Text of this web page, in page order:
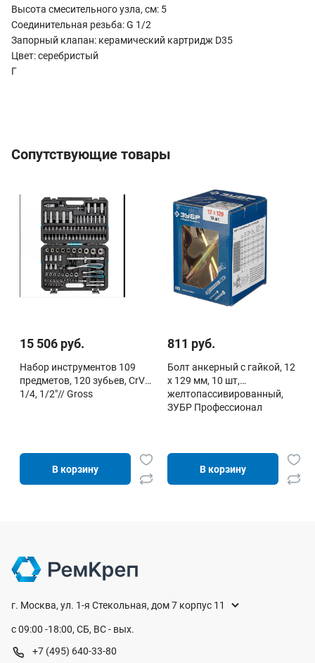
Высота смесительного узла, см: 5
Соединительная резьба: G 1/2
Запорный клапан: керамический картридж D35
Цвет: серебристый
Г
Сопутствующие товары
15 506 руб.
Набор инструментов 109
предметов, 120 зубьев, CrV
1/4, 1/2"// Gross
В корзину
811 руб.
Болт анкерный с гайкой, 12
x 129 мм, 10 шт,
желтопассивированный,
ЗУБР Профессионал
В корзину
г. Москва, ул. 1-я Стекольная, дом 7 корпус 11
с 09:00 -18:00, СБ, ВС - вых.
+7 (495) 640-33-80